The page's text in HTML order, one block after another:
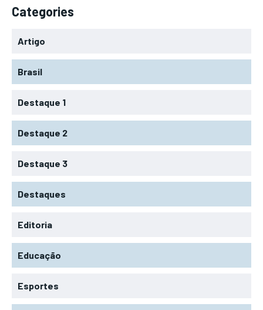
Categories
Artigo
Brasil
Destaque 1
Destaque 2
Destaque 3
Destaques
Editoria
Educação
Esportes